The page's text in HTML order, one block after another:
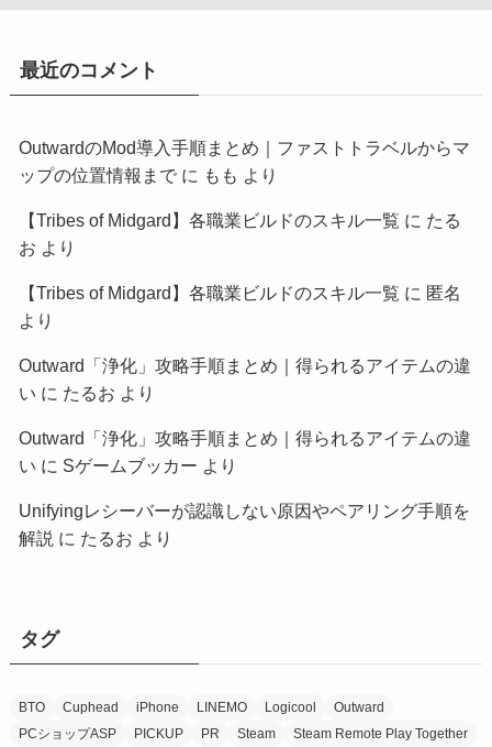
最近のコメント
OutwardのMod導入手順まとめ｜ファストトラベルからマ
ップの位置情報までに もも より
【Tribes of Midgard】各職業ビルドのスキル一覧 に たる
お より
【Tribes of Midgard】各職業ビルドのスキル一覧 に 匿名
より
Outward「浄化」攻略手順まとめ｜得られるアイテムの違
い に たるお より
Outward「浄化」攻略手順まとめ｜得られるアイテムの違
い に Sゲームブッカー より
Unifyingレシーバーが認識しない原因やペアリング手順を
解説 に たるお より
タグ
BTO Cuphead iPhone LINEMO Logicool
Outward
PCショップASP
PICKUP PR Steam Steam Remote Play Together